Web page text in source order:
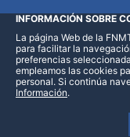
LinkedIn
INFORMACIÓN SOBRE
La página Web de la
para facilitar la
preferencias
empleamos las cookies
personal. Si continúa
Información.